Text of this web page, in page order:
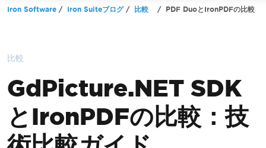
フッターコンテンツにスキップ
Iron Software Iron Suiteブログ 比較 PDF DuoとIronPDFの比較
比較
GdPicture.NET SDK
とIronPDFの比較：技